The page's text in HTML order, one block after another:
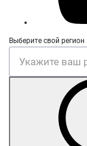
Выберите свой регион